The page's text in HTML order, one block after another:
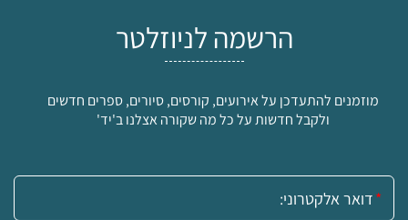
הרשמה לניוזלטר
מוזמנים להתעדכן על אירועים, קורסים, סיורים, ספרים חדשים
ולקבל חדשות על כל מה שקורה אצלנו ב'יד'
אימייל: